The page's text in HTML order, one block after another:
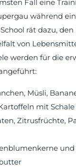
Fall eine
während
rät dazu,
von
werden für die
Müsli,
mit Schale
Zitrusfrüchte,
und